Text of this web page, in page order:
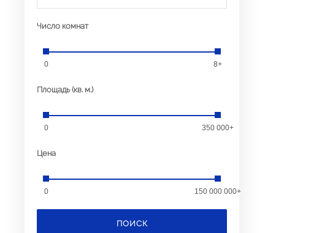
Число комнат
0 8+
Площадь (кв. м.)
0 350 000+
Цена
0 150 000 000+
ПОИСК